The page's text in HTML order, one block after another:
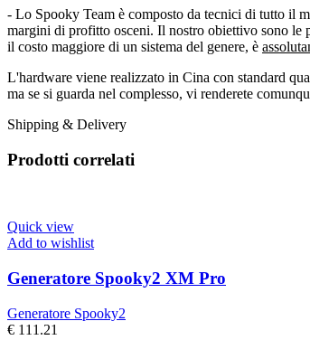
- Lo Spooky Team è composto da tecnici di tutto il
margini di profitto osceni. Il nostro obiettivo sono le
il costo maggiore di un sistema del genere, è
L'hardware viene realizzato in Cina con standard
ma se si guarda nel complesso, vi renderete
Shipping & Delivery
Prodotti correlati
Quick view
Add to wishlist
Generatore Spooky2 XM Pro
Generatore Spooky2
€ 111.21